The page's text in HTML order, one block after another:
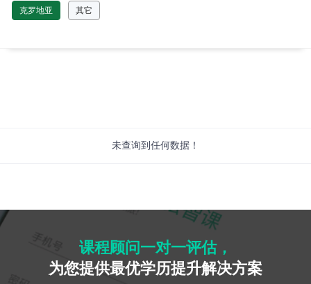
克罗地亚 其它
未查询到任何数据！
课程顾问一对一评估，
为您提供最优学历提升解决方案